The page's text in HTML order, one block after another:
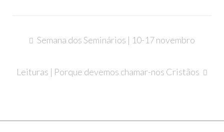
Navegação
artigos
Semana dos Seminários | 10-17 novembro
Leituras | Porque devemos chamar-nos Cristãos